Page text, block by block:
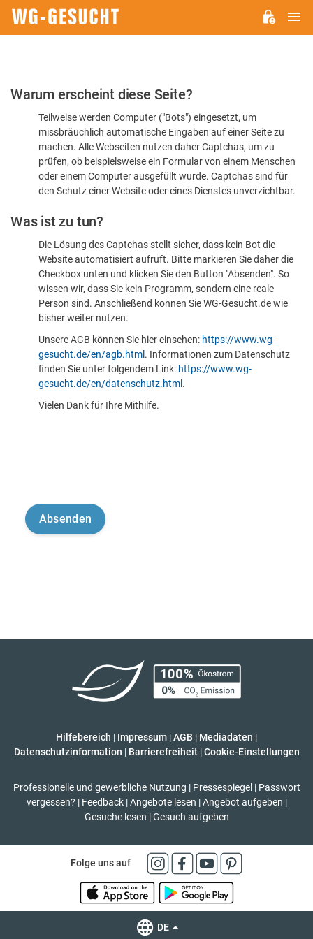
Bitte
dass
sind
Warum erscheint diese Seite?
Teilweise werden Computer ("Bots") eingesetzt, um
missbräuchlich automatische Eingaben auf einer Seite zu
machen. Alle Webseiten nutzen daher Captchas, um zu
prüfen, ob beispielsweise ein Formular von einem Menschen
oder einem Computer ausgefüllt wurde. Captchas sind für
den Schutz einer Website oder eines Dienstes unverzichtbar.
Was ist zu tun?
Die Lösung des Captchas stellt sicher, dass kein Bot die
Website automatisiert aufruft. Bitte markieren Sie daher die
Checkbox unten und klicken Sie den Button "Absenden". So
wissen wir, dass Sie kein Programm, sondern eine reale
Person sind. Anschließend können Sie WG-Gesucht.de wie
bisher weiter nutzen.
Unsere AGB können Sie hier einsehen: https://www.wg-
gesucht.de/en/agb.html . Informationen zum Datenschutz
finden Sie unter folgendem Link: https://www.wg-
gesucht.de/en/datenschutz.html .
Vielen Dank für Ihre Mithilfe.
Hilfebereich | Impressum |AGB | Mediadaten |
Datenschutzinformation | Barrierefreiheit | Cookie-Einstellungen
Professionelle und gewerbliche Nutzung | Pressespiegel | Passwort
vergessen? | Feedback | Angebote lesen | Angebot aufgeben |
Gesuche lesen | Gesuch aufgeben
Folge uns auf
DE